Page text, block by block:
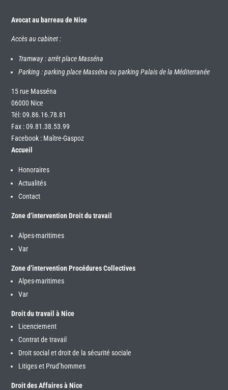
Avocat au barreau de Nice
Accès au cabinet :
Tramway : arrêt place Masséna
Parking : parking place Masséna ou parking Palais de la Méditerranée
15 rue Masséna
06000 Nice
Tél:09.86.16.78.81
Fax : 09.81.38.53.99
Facebook : Maître-Gaspoz
Accueil
Honoraires
Actualités
Contact
Zone d’intervention Droit du travail
Alpes-maritimes
Var
Zone d’intervention Procédures Collectives
Alpes-maritimes
Var
Droit du travail à Nice
Licenciement
Contrat de travail
Droit social et droit de la sécurité sociale
Litiges et Prud’hommes
Droit des Affaires à Nice